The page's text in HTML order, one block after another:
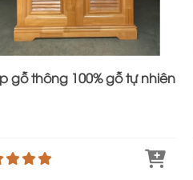
gỗ thông 100% gỗ tự nhiên